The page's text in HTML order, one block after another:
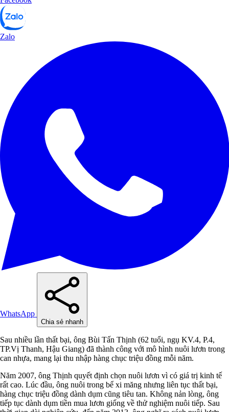
Zalo
WhatsApp
Chia sẻ nhanh
Sau nhiều lần thất bại, ông Bùi Tấn Thịnh (62 tuổi, ngụ KV.4, P.4,
TP.Vị Thanh, Hậu Giang) đã thành công với mô hình nuôi lươn trong
can nhựa, mang lại thu nhập hàng chục triệu đồng mỗi năm.
Năm 2007, ông Thịnh quyết định chọn nuôi lươn vì có giá trị kinh tế
rất cao. Lúc đầu, ông nuôi trong bể xi măng nhưng liên tục thất bại,
hàng chục triệu đồng dành dụm cũng tiêu tan. Không nản lòng, ông
tiếp tục dành dụm tiền mua lươn giống về thử nghiệm nuôi tiếp. Sau